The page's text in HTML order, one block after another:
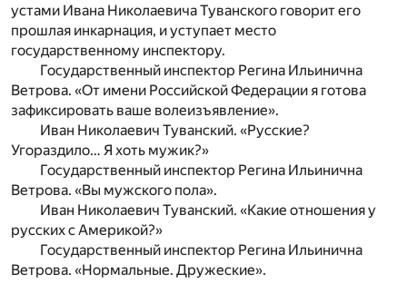
устами Ивана Николаевича Туванского говорит его
прошлая инкарнация, и уступает место
государственному инспектору.
Государственный инспектор Регина Ильинична
Ветрова. «От имени Российской Федерации я готова
зафиксировать ваше волеизъявление».
Иван Николаевич Туванский. «Русские?
Угораздило… Я хоть мужик?»
Государственный инспектор Регина Ильинична
Ветрова. «Вы мужского пола».
Иван Николаевич Туванский. «Какие отношения у
русских с Америкой?»
Государственный инспектор Регина Ильинична
Ветрова. «Нормальные. Дружеские».